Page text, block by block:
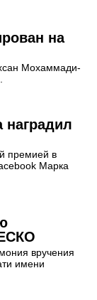
на
Мохаммади-
наградил
премией в
Марка
вручения
имени